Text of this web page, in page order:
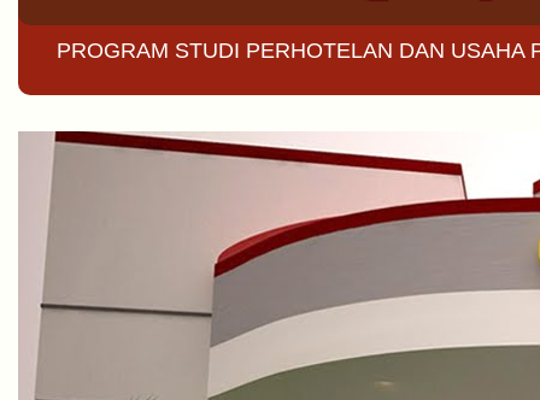
PROGRAM STUDI PERHOTELAN DAN USAHA